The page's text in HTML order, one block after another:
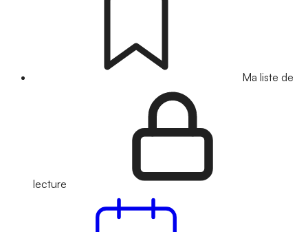
Ma liste de
lecture